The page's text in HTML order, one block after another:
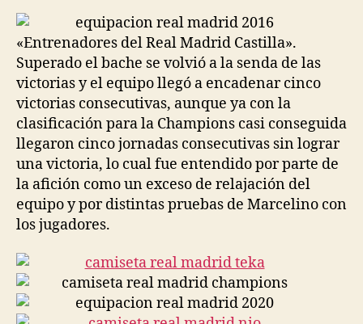
entrada
entrada
«Entrenadores del Real Madrid Castilla».
Superado el bache se volvió a la senda de las
victorias y el equipo llegó a encadenar cinco
victorias consecutivas, aunque ya con la
clasificación para la Champions casi conseguida
llegaron cinco jornadas consecutivas sin lograr
una victoria, lo cual fue entendido por parte de
la afición como un exceso de relajación del
equipo y por distintas pruebas de Marcelino con
los jugadores.